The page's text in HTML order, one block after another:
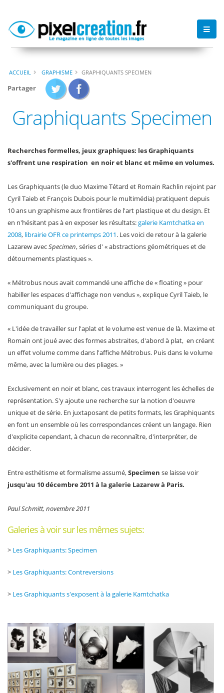
ACCUEIL GRAPHISME GRAPHIQUANTS SPECIMEN
Partager
Graphiquants Specimen
Recherches formelles, jeux graphiques: les Graphiquants
s'offrent une respiration en noir et blanc et même en volumes.
Les Graphiquants (le duo Maxime Tétard et Romain Rachlin rejoint par
Cyril Taieb et François Dubois pour le multimédia) pratiquent depuis
10 ans un graphisme aux frontières de l'art plastique et du design. Et
en n'hésitant pas à en exposer les résultats:galerie Kamtchatka en
2008, librairie OFR ce printemps 2011. Les voici de retour à la galerie
Lazarew avecSpecimen, séries d' « abstractions géométriques et de
détournements plastiques ».
« Métrobus nous avait commandé une affiche de « floating » pour
habiller les espaces d'affichage non vendus », explique Cyril Taieb, le
communiquant du groupe.
« L'idée de travailler sur l'aplat et le volume est venue de là. Maxime et
Romain ont joué avec des formes abstraites, d'abord à plat, en créant
un effet volume comme dans l'affiche Métrobus. Puis dans le volume
même, avec la lumière ou des pliages. »
Exclusivement en noir et blanc, ces travaux interrogent les échelles de
représentation. S'y ajoute une recherche sur la notion d'oeuvre
unique et de série. En juxtaposant de petits formats, les Graphiquants
en font un ensemble où les correspondances créent un langage. Rien
d'explicite cependant, à chacun de reconnaître, d'interpréter, de
décider.
Entre esthétisme et formalisme assumé,Specimen se laisse voir
jusqu'au 10 décembre 2011 à la galerie Lazarew à Paris.
Paul Schmitt, novembre 2011
Galeries à voir sur les mêmes sujets:
> Les Graphiquants: Specimen
> Les Graphiquants: Contreversions
> Les Graphiquants s'exposent à la galerie Kamtchatka